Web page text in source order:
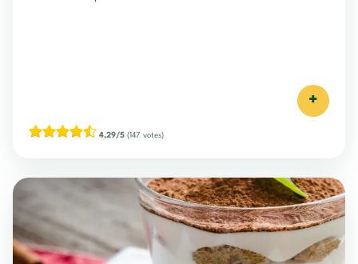
+
4,29/5 (147 votes)